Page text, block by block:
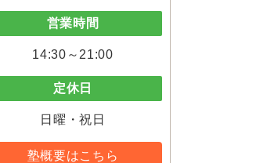
営業時間
14:30～21:00
定休日
日曜・祝日
塾概要はこちら